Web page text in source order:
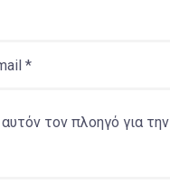
τον πλοηγό για την